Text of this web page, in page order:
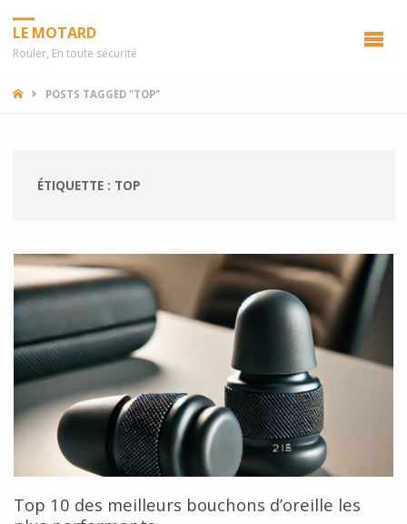
LE MOTARD
Rouler, En toute sécurité
HOMEPOSTS TAGGED "TOP"
ÉTIQUETTE : TOP
Top 10 des meilleurs bouchons d’oreille les